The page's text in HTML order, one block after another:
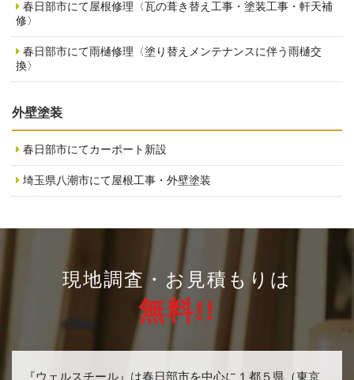
春日部市にて屋根修理〈瓦の葺き替え工事・塗装工事・軒天補
修〉
春日部市にて雨樋修理〈塗り替えメンテナンスに伴う雨樋交
換〉
外壁塗装
春日部市にてカーポート新設
埼玉県八潮市にて屋根工事・外壁塗装
現地調査・お見積もりは
無料!!